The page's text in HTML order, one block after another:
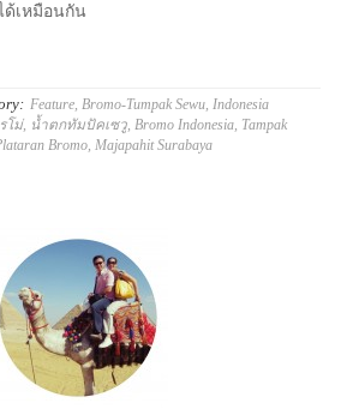
ด้เหมือนกัน
Feature,Bromo-Tumpak Sewu,Indonesia
โม่, น้ำตกทัมปัคเซวู,Bromo Indonesia, Tampak
Bromo,Majapahit Surabaya